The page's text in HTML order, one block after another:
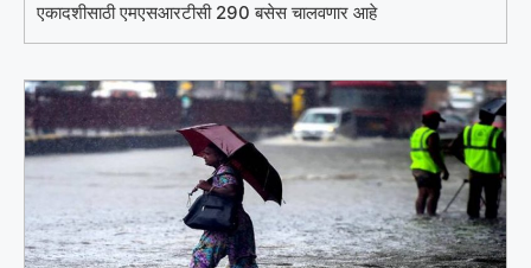
एकादशीसाठी एमएसआरटीसी 290 बसेस चालवणार आहे